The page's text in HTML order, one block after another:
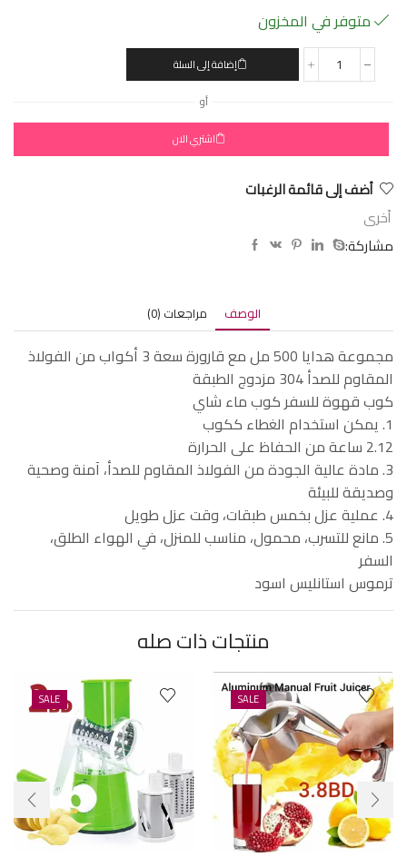
متوفر في المخزون
إضافة إلى السلة
أو
اشتري الان
أضف إلى قائمة الرغبات
أخرى
مشاركة:
الوصف مراجعات (0)
مجموعة هدايا 500 مل مع قارورة سعة 3 أكواب من الفولاذ
المقاوم للصدأ 304 مزدوج الطبقة
كوب قهوة للسفر كوب ماء شاي
1. يمكن استخدام الغطاء ككوب
2.12 ساعة من الحفاظ على الحرارة
3. مادة عالية الجودة من الفولاذ المقاوم للصدأ، آمنة وصحية
وصديقة للبيئة
4. عملية عزل بخمس طبقات، وقت عزل طويل
5. مانع للتسرب، محمول، مناسب للمنزل، في الهواء الطلق،
السفر
ترموس استانليس اسود
منتجات ذات صله
SALE
SALE